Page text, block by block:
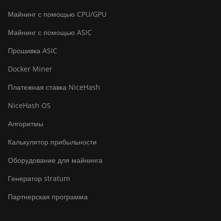
Bitdeer SealMiner A2 Pro Hyd
Bitdeer SealMiner A3 Air
Bitdeer SealMiner A3 Hydro
Bitdeer SealMiner A3 Pro Air
Bitdeer SealMiner A3 Pro Hydro
Bitdeer SealMiner A4 Pro Air
Bitdeer SealMiner A4 Ultra
Hydro
Bitdeer SealMiner DL1 Air
Bitmain Antminer AL1
Майнинг с помощью CPU/GPU
Майнинг с помощью ASIC
Прошивка ASIC
Docker Miner
Платежная ставка NiceHash
NiceHash OS
Алгоритмы
Калькулятор прибыльности
Оборудование для майнинга
Генератор stratum
Партнерская программа